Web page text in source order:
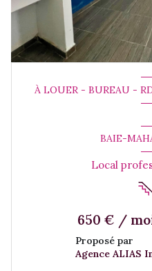
À LOUER - BUREAU -
BAIE-
650 € /
Proposé par
Agence ALIAS